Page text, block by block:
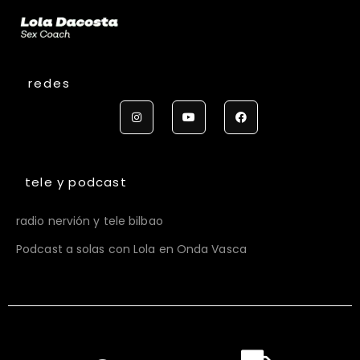
redes
tele y podcast
radio nervión y tele bilbao
Podcast a solas con Lola en Onda Vasca